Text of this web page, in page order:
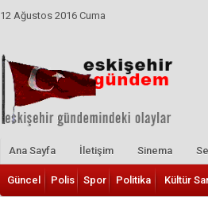
12 Ağustos 2016 Cuma
Ana Sayfa İletişim Sinema
Güncel Polis Spor Politika Kültür